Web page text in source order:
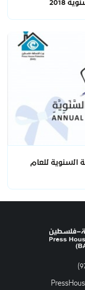
2018
السنوية للعام